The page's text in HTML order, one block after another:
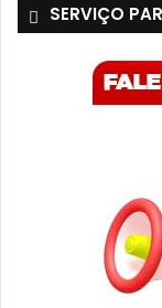
SERVIÇO